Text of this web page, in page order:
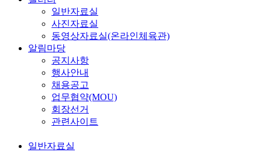
일반자료실
사진자료실
동영상자료실(온라인체육관)
알림마당
공지사항
행사안내
채용공고
업무협약(MOU)
회장선거
관련사이트
일반자료실